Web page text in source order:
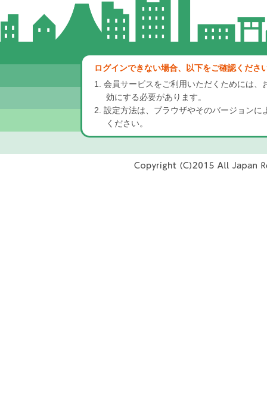
ログインできない場合、以下をご確認くださ
1. 会員サービスをご利用いただくためには
効にする必要があります。
2. 設定方法は、ブラウザやそのバージョン
ください。